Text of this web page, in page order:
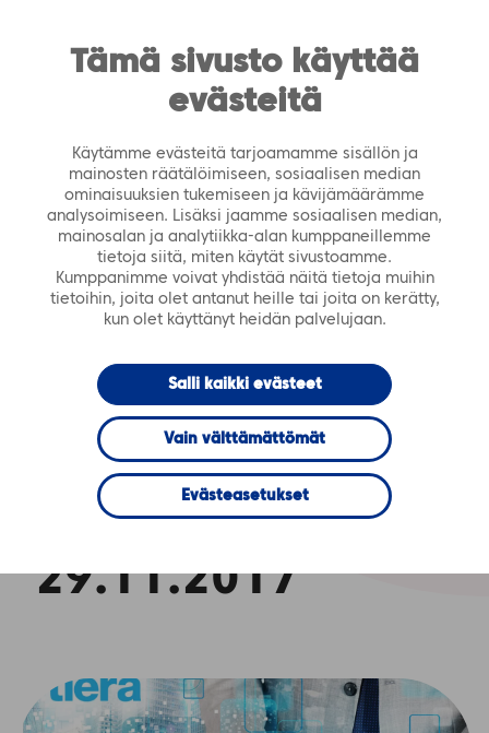
Tämä sivusto käyttää
evästeitä
Käytämme evästeitä tarjoamamme sisällön ja
mainosten räätälöimiseen, sosiaalisen median
ominaisuuksien tukemiseen ja kävijämäärämme
analysoimiseen. Lisäksi jaamme sosiaalisen median,
mainosalan ja analytiikka-alan kumppaneillemme
tietoja siitä, miten käytät sivustoamme.
Kumppanimme voivat yhdistää näitä tietoja muihin
tietoihin, joita olet antanut heille tai joita on kerätty,
kun olet käyttänyt heidän palvelujaan.
Salli kaikki evästeet
Vain välttämättömät
Evästeasetukset
https://tiera.fi/name FI SV
ja uudet mahdollisuudet: Tervetuloa Tiera Pilvi -
tilaisuuteen 29.11.2017
TAPAHTUMA
Digikunta ja
uudet
mahdollisuudet:
Tervetuloa Tiera
Pilvi -tilaisuuteen
29.11.2017